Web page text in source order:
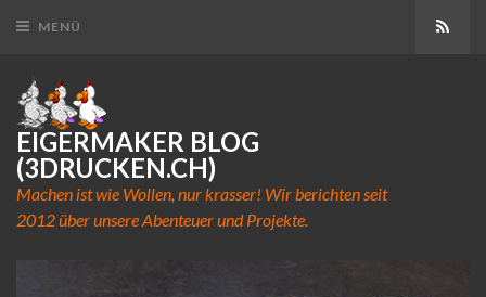
MENÜ
EIGERMAKER BLOG
(3DRUCKEN.CH)
Machen ist wie Wollen, nur krasser! Wir berichten seit
2012 über unsere Abenteuer und Projekte.